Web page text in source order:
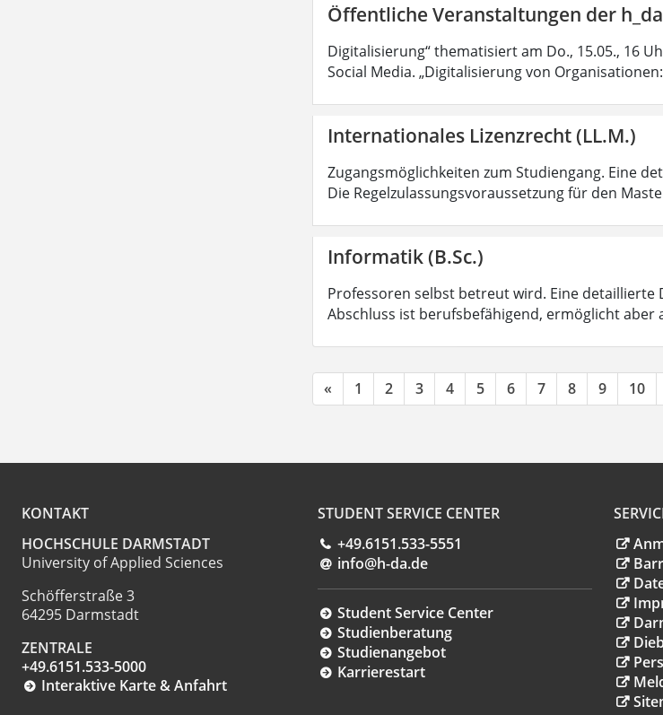
Öffentliche Veranstaltungen der
Digitalisierung“ thematisiert am Do., 15.05., 16
Social Media. „Digitalisierung von
Internationales Lizenzrecht (LL.M.)
Zugangsmöglichkeiten zum Studiengang. Eine
Die Regelzulassungsvoraussetzung für den
Informatik (B.Sc.)
Professoren selbst betreut wird. Eine
Abschluss ist berufsbefähigend, ermöglicht
« 1 2 3 4 5 6 7 8 9 10
KONTAKT
HOCHSCHULE DARMSTADT
University of Applied Sciences
Schöfferstraße 3
64295 Darmstadt
ZENTRALE
+49.6151.533-5000
Interaktive Karte & Anfahrt
STUDENT SERVICE CENTER
+49.6151.533-5551
info@h-da.de
Student Service Center
Studienberatung
Studienangebot
Karrierestart